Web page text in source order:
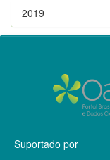
2019
Suportado por